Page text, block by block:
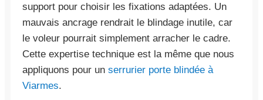
support pour choisir les fixations adaptées. Un
mauvais ancrage rendrait le blindage inutile, car
le voleur pourrait simplement arracher le cadre.
Cette expertise technique est la même que nous
appliquons pour un serrurier porte blindée à
Viarmes.